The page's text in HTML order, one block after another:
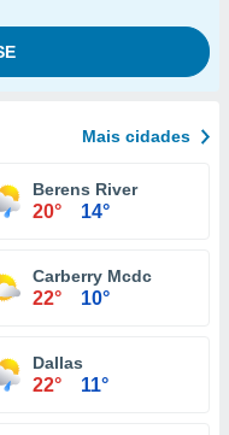
Mais cidades
Berens River
20° 14°
Carberry Mcdc
22° 10°
Dallas
22° 11°